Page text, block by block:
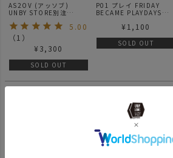
AS2OV (アッソブ)
UNBY STORE別注
WATER PROOF COIN
CASE GRAY 防水 コイン
ケース
5.00
（1 ）
¥ 3,300
SOLD OUT
P01 プレイ FRIDAY
BECAME PLAYDAYS
¥ 1,100
SOLD OUT